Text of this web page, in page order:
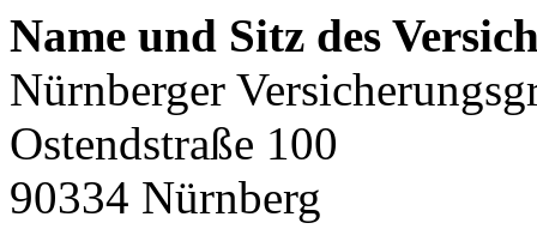
Name und Sitz des
Nürnberger
Ostendstraße 100
90334 Nürnberg